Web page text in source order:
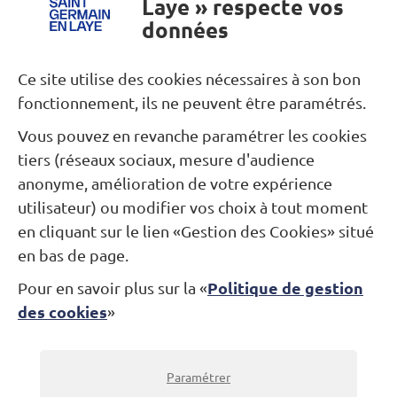
Laye » respecte vos
données
Ce site utilise des cookies nécessaires à son bon
fonctionnement, ils ne peuvent être paramétrés.
Vous pouvez en revanche paramétrer les cookies
tiers (réseaux sociaux, mesure d'audience
anonyme, amélioration de votre expérience
utilisateur) ou modifier vos choix à tout moment
en cliquant sur le lien «Gestion des Cookies» situé
en bas de page.
Pour en savoir plus sur la «Politique de gestion
des cookies»
Paramétrer
Nous contacter
Restons connectés...
Newsletter FacebookInstagram
Théâtre Alexandre Dumas
Billetterie : 01 30 87 07 07